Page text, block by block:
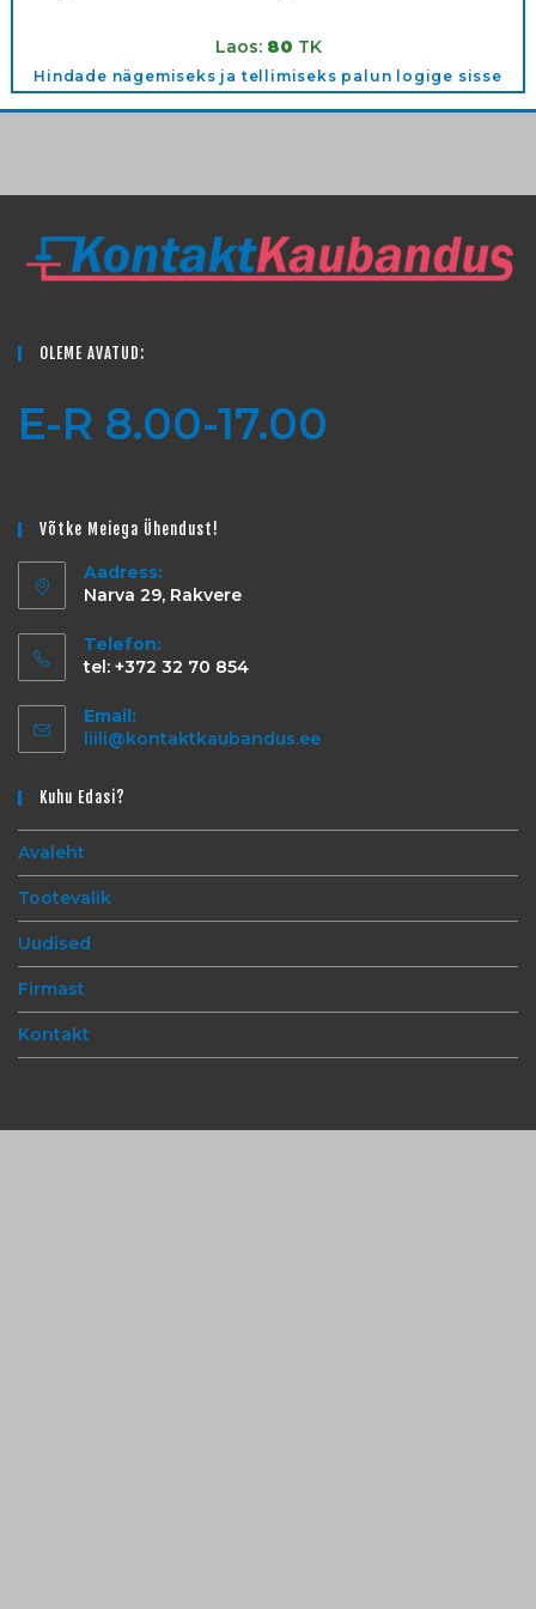
Laos: 80 TK
Hindade nägemiseks ja tellimiseks palun logige sisse
OLEME AVATUD:
E-R 8.00-17.00
Võtke Meiega Ühendust!
Aadress:
Narva 29, Rakvere
Telefon:
tel: +372 32 70 854
Email:
liili@kontaktkaubandus.ee
Kuhu Edasi?
Avaleht
Tootevalik
Uudised
Firmast
Kontakt